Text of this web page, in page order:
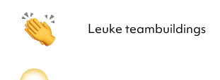
Leuke teambuildings